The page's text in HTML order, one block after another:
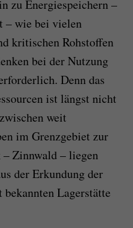
zu Energiespeichern –
wie bei vielen
kritischen Rohstoffen
bei der Nutzung
Denn das
ist längst nicht
weit
im Grenzgebiet zur
Zinnwald – liegen
der Erkundung der
Lagerstätte